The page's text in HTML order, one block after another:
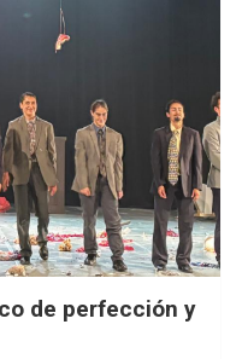
de perfección y